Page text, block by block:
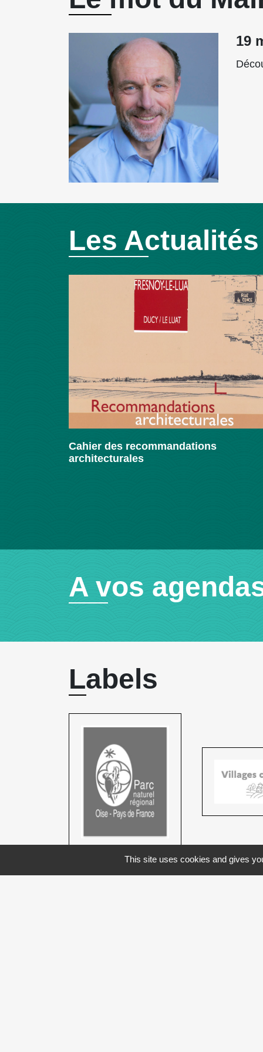
19
Les
Cahier des recommandations
architecturales
A vos
Labels
This site uses cookies and gives